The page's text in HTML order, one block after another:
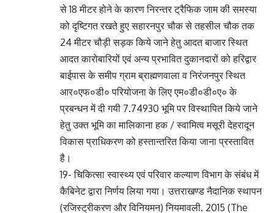
से 18 मीटर होने के कारण निरन्तर ट्रैफिक जाम की समस्या
को दृष्टिगत रखते हुए सहारनपुर चौक से तहसील चौक तक
24 मीटर चौड़ी सड़क किये जाने हेतु आदत बाजार स्थित
आदत कारोबारियों एवं अन्य प्रभावित दुकानदारों को हरिद्वार
बाईपास के समीप ग्राम ब्राह्मणवाला व निरंजनपुर स्थित
आर०एफ०डी० परियोजना के लिए एम०डी०डी०ए० के
प्रबन्धन में दी गयी 7.74930 भूमि पर विस्थापित किये जाने
हेतु उक्त भूमि का मालिकाना हक / स्वामित्व मसूरी देहरादून
विकास प्राधिकरण को हस्तान्तरित किया जाना प्रस्तावित
है।
19- चिकित्सा स्वास्थ्य एवं परिवार कल्याण विभाग के संबंध में
कैबिनेट द्वारा निर्णय लिया गया। उत्तराखण्ड नैदानिक स्थापन
(रजिस्ट्रीकरण और विनियमन) नियमावली. 2015 (The